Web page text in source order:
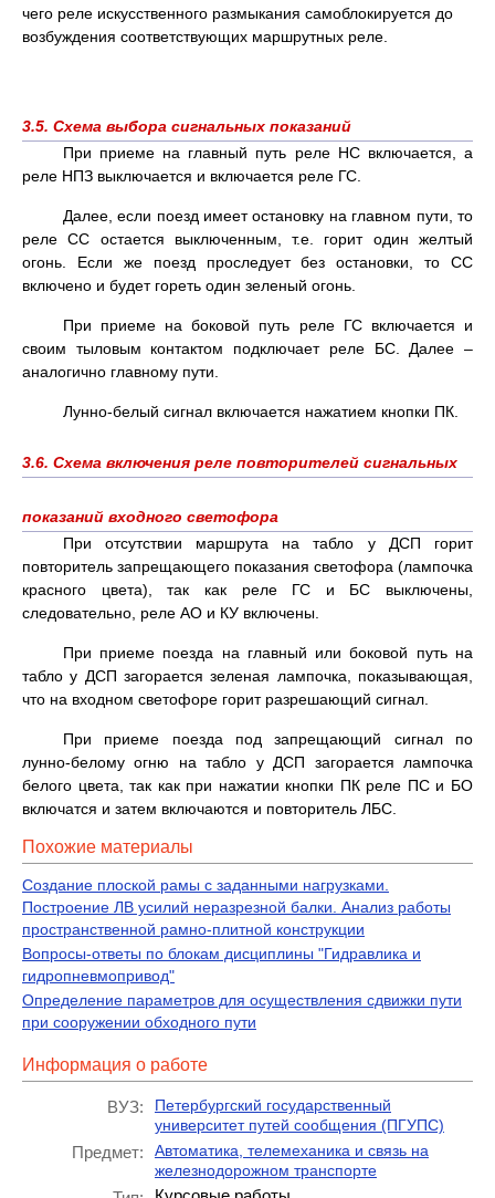
чего реле искусственного размыкания самоблокируется до
возбуждения соответствующих маршрутных реле.
3.5. Схема выбора сигнальных показаний
При приеме на главный путь реле НС включается, а
реле НПЗ выключается и включается реле ГС.
Далее, если поезд имеет остановку на главном пути, то
реле СС остается выключенным, т.е. горит один желтый
огонь. Если же поезд проследует без остановки, то СС
включено и будет гореть один зеленый огонь.
При приеме на боковой путь реле ГС включается и
своим тыловым контактом подключает реле БС. Далее –
аналогично главному пути.
Лунно-белый сигнал включается нажатием кнопки ПК.
3.6. Схема включения реле повторителей сигнальных
показаний входного светофора
При отсутствии маршрута на табло у ДСП горит
повторитель запрещающего показания светофора (лампочка
красного цвета), так как реле ГС и БС выключены,
следовательно, реле АО и КУ включены.
При приеме поезда на главный или боковой путь на
табло у ДСП загорается зеленая лампочка, показывающая,
что на входном светофоре горит разрешающий сигнал.
При приеме поезда под запрещающий сигнал по
лунно-белому огню на табло у ДСП загорается лампочка
белого цвета, так как при нажатии кнопки ПК реле ПС и БО
включатся и затем включаются и повторитель ЛБС.
Похожие материалы
Создание плоской рамы с заданными нагрузками.
Построение ЛВ усилий неразрезной балки. Анализ работы
пространственной рамно-плитной конструкции
Вопросы-ответы по блокам дисциплины "Гидравлика и
гидропневмопривод"
Определение параметров для осуществления сдвижки пути
при сооружении обходного пути
Информация о работе
ВУЗ:
Петербургский государственный
университет путей сообщения (ПГУПС)
Предмет:
Автоматика, телемеханика и связь на
железнодорожном транспорте